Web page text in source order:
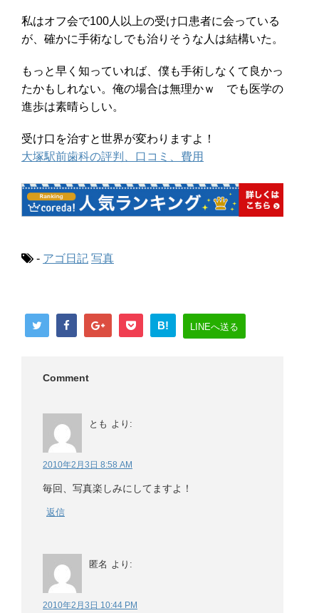
私はオフ会で100人以上の受け口患者に会っている
が、確かに手術なしでも治りそうな人は結構いた。
もっと早く知っていれば、僕も手術しなくて良かっ
たかもしれない。俺の場合は無理かｗ でも医学の
進歩は素晴らしい。
受け口を治すと世界が変わりますよ！
大塚駅前歯科の評判、口コミ、費用
- アゴ日記 写真
B! LINEへ送る
Comment
とも より:
2010年2月3日 8:58 AM
毎回、写真楽しみにしてますよ！
返信
匿名 より:
2010年2月3日 10:44 PM